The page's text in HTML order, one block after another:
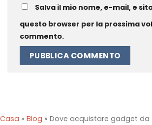
Salva il mio nome, e-mail, e
questo browser per la prossima
commento.
Casa » Blog » Dove acquistare gadget da